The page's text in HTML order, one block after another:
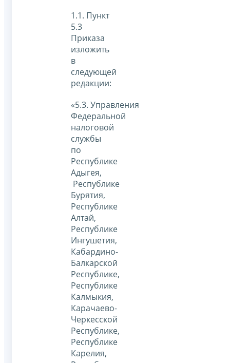
1.1. Пункт
5.3
Приказа
изложить
в
следующей
редакции:
«5.3. Управления
Федеральной
налоговой
службы
по
Республике
Адыгея,
Республике
Бурятия,
Республике
Алтай,
Республике
Ингушетия,
Кабардино-
Балкарской
Республике,
Республике
Калмыкия,
Карачаево-
Черкесской
Республике,
Республике
Карелия,